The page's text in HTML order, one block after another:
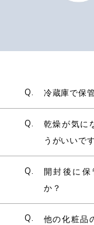
Q. 冷蔵庫で保
Q.
乾燥が気に
うがいいで
Q.
開封後に
か？
Q.
他の化粧品